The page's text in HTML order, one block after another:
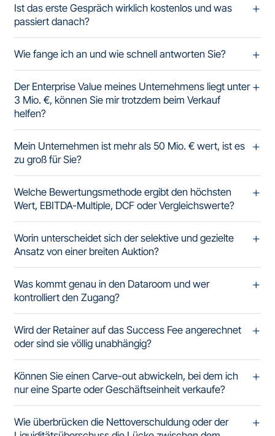
Ist das erste Gespräch wirklich kostenlos und was
passiert danach?
Wie fange ich an und wie schnell antworten Sie?
Der Enterprise Value meines Unternehmens liegt unter
3 Mio. €, können Sie mir trotzdem beim Verkauf
helfen?
Mein Unternehmen ist mehr als 50 Mio. € wert, ist es
zu groß für Sie?
Welche Bewertungsmethode ergibt den höchsten
Wert, EBITDA-Multiple, DCF oder Vergleichswerte?
Worin unterscheidet sich der selektive und gezielte
Ansatz von einer breiten Auktion?
Was kommt genau in den Dataroom und wer
kontrolliert den Zugang?
Wird der Retainer auf das Success Fee angerechnet
oder sind sie völlig unabhängig?
Können Sie einen Carve-out abwickeln, bei dem ich
nur eine Sparte oder Geschäftseinheit verkaufe?
Wie überbrücken die Nettoverschuldung oder der